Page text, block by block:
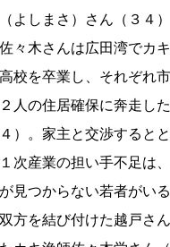
（よしまさ）さん（３４
佐々木さんは広田湾でカ
高校を卒業し、それぞれ
２人の住居確保に奔走し
４）。家主と交渉すると
１次産業の担い手不足は
が見つからない若者がい
双方を結び付けた越戸さ